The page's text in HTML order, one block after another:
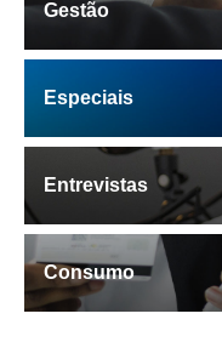
Gestão
Especiais
Entrevistas
Consumo